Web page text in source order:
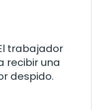
trabajador
recibir una
despido.